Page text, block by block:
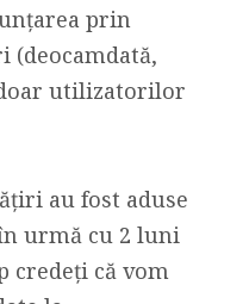
prin
(deocamdată,
utilizatorilor
au fost aduse
urmă cu 2 luni
credeți că vom